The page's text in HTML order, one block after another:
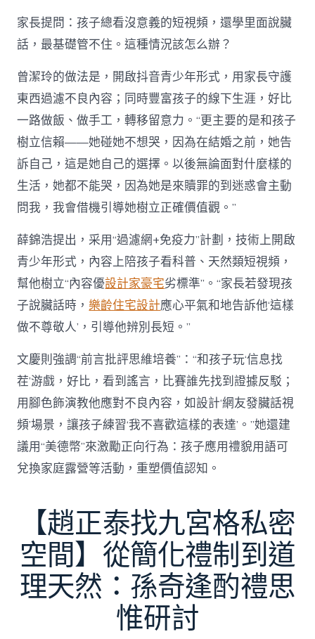
家長提問：孩子總看沒意義的短視頻，還學里面說臟
話，最基礎管不住。這種情況該怎么辦？
曾潔玲的做法是，開啟抖音青少年形式，用家長守護
東西過濾不良內容；同時豐富孩子的線下生涯，好比
一路做飯、做手工，轉移留意力。“更主要的是和孩子
樹立信賴——她碰她不想哭，因為在結婚之前，她告
訴自己，這是她自己的選擇。以後無論面對什麼樣的
生活，她都不能哭，因為她是來贖罪的到迷惑會主動
問我，我會借機引導她樹立正確價值觀。”
薛錦浩提出，采用“過濾網+免疫力”計劃，技術上開啟
青少年形式，內容上陪孩子看科普、天然類短視頻，
幫他樹立“內容優設計家豪宅劣標準”。“家長若發現孩
子說臟話時，樂齡住宅設計應心平氣和地告訴他‘這樣
做不尊敬人’，引導他辨別長短。”
文慶則強調“前言批評思維培養”：“和孩子玩‘信息找
茬’游戲，好比，看到謠言，比賽誰先找到證據反駁；
用腳色飾演教他應對不良內容，如設計‘網友發臟話視
頻’場景，讓孩子練習‘我不喜歡這樣的表達’。”她還建
議用“美德幣”來激勵正向行為：孩子應用禮貌用語可
兌換家庭露營等活動，重塑價值認知。
【趙正泰找九宮格私密
空間】從簡化禮制到道
理天然：孫奇逢酌禮思
惟研討